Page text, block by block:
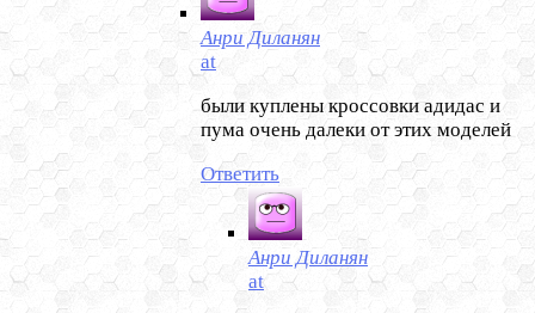
Анри Диланян
at
были куплены кроссовки адидас и
пума очень далеки от этих моделей
Ответить
Анри Диланян
at